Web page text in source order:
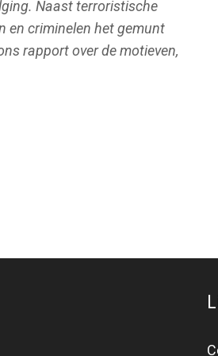
Naast terroristische
en criminelen het gemunt
rapport over de motieven,